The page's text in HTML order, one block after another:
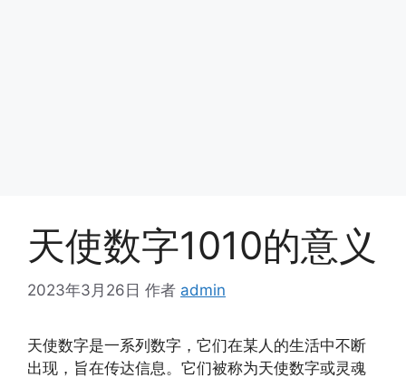
天使数字1010的意义
2023年3月26日 作者 admin
天使数字是一系列数字，它们在某人的生活中不断
出现，旨在传达信息。它们被称为天使数字或灵魂